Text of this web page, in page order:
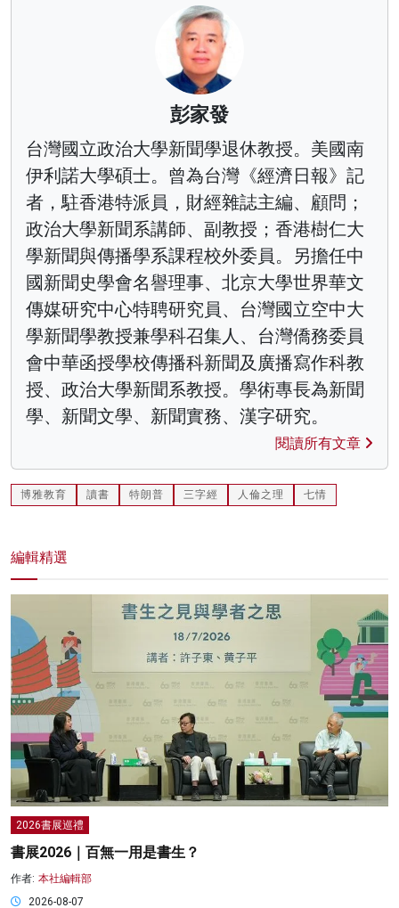
彭家發
台灣國立政治大學新聞學退休教授。美國南
伊利諾大學碩士。曾為台灣《經濟日報》記
者，駐香港特派員，財經雜誌主編、顧問；
政治大學新聞系講師、副教授；香港樹仁大
學新聞與傳播學系課程校外委員。另擔任中
國新聞史學會名譽理事、北京大學世界華文
傳媒研究中心特聘研究員、台灣國立空中大
學新聞學教授兼學科召集人、台灣僑務委員
會中華函授學校傳播科新聞及廣播寫作科教
授、政治大學新聞系教授。學術專長為新聞
學、新聞文學、新聞實務、漢字研究。
閱讀所有文章
博雅教育 讀書 特朗普 三字經 人倫之理 七情
編輯精選
2026書展巡禮
書展2026｜百無一用是書生？
作者: 本社編輯部
2026-08-07